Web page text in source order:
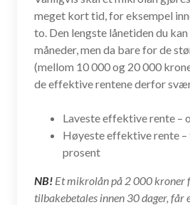
meget kort tid, for eksempel
to. Den lengste lånetiden du
måneder, men da bare for de
(mellom 10 000 og 20 000
de effektive rentene derfor
Laveste effektive rente –
Høyeste effektive rente –
prosent
NB! Et mikrolån på 2 000 kroner
tilbakebetales innen 30 dager, får